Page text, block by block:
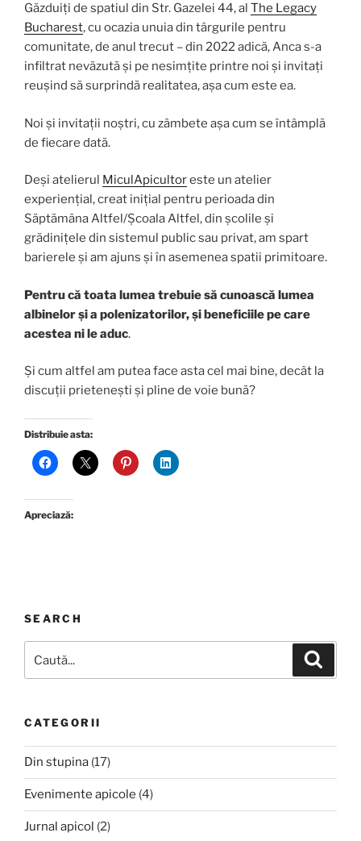
Găzduiți de spatiul din Str. Gazelei 44, al The Legacy
Bucharest, cu ocazia unuia din târgurile pentru
comunitate, de anul trecut – din 2022 adică, Anca s-a
infiltrat nevăzută și pe nesimțite printre noi și invitați
reușind să surprindă realitatea, așa cum este ea.
Noi și invitații noștri, cu zâmbete așa cum se întâmplă
de fiecare dată.
Deși atelierul MiculApicultoreste un atelier
experiențial, creat inițial pentru perioada din
Săptămâna Altfel/Școala Altfel, din școlile și
grădinițele din sistemul public sau privat, am spart
barierele și am ajuns și în asemenea spatii primitoare.
Pentru că toata lumea trebuie să cunoască lumea
albinelor și a polenizatorilor, și beneficiile pe care
acestea ni le aduc.
Și cum altfel am putea face asta cel mai bine, decât la
discuții prietenești și pline de voie bună?
Distribuie asta:
Apreciază:
SEARCH
după:
CATEGORII
Din stupina (17)
Evenimente apicole (4)
Jurnal apicol (2)